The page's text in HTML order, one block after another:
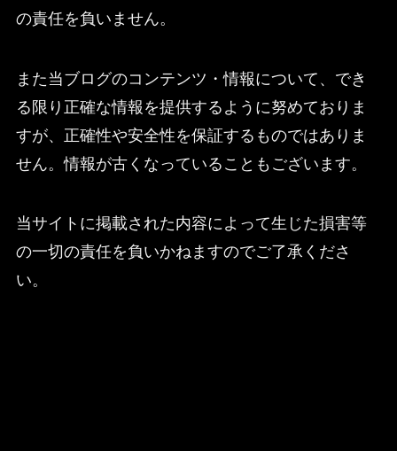
の責任を負いません。
また当ブログのコンテンツ・情報について、でき
る限り正確な情報を提供するように努めておりま
すが、正確性や安全性を保証するものではありま
せん。情報が古くなっていることもございます。
当サイトに掲載された内容によって生じた損害等
の一切の責任を負いかねますのでご了承くださ
い。